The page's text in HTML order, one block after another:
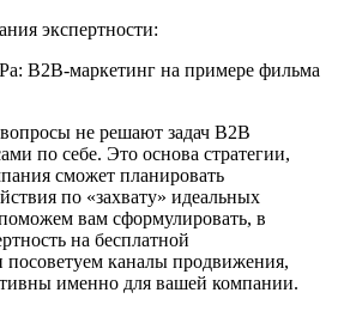
экспертности:
не решают задач В2В
по себе. Это основа стратегии,
сможет планировать
по «захвату» идеальных
вам сформулировать, в
на бесплатной
посоветуем каналы продвижения,
именно для вашей компании.